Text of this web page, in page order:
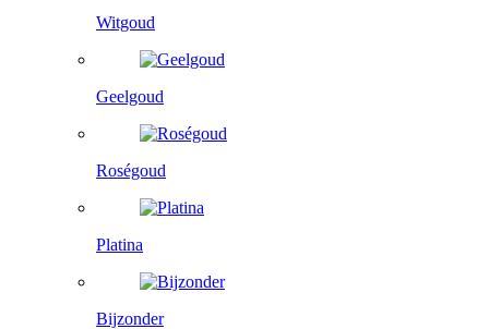
Witgoud
Geelgoud
Roségoud
Platina
Bijzonder